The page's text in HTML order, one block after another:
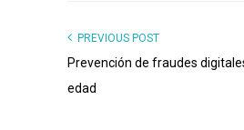
PREVIOUS POST
Prevención de fraudes
edad